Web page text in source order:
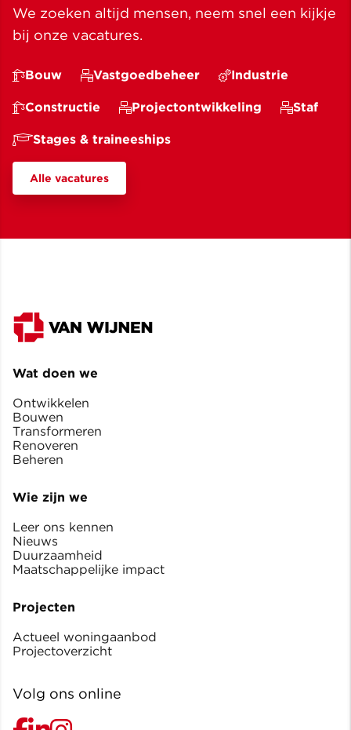
We zoeken altijd mensen, neem snel een kijkje
bij onze vacatures.
Bouw Vastgoedbeheer Industrie
Constructie Projectontwikkeling Staf
Stages & traineeships
Alle vacatures
Wat doen we
Ontwikkelen
Bouwen
Transformeren
Renoveren
Beheren
Wie zijn we
Leer ons kennen
Nieuws
Duurzaamheid
Maatschappelijke impact
Projecten
Actueel woningaanbod
Projectoverzicht
Volg ons online